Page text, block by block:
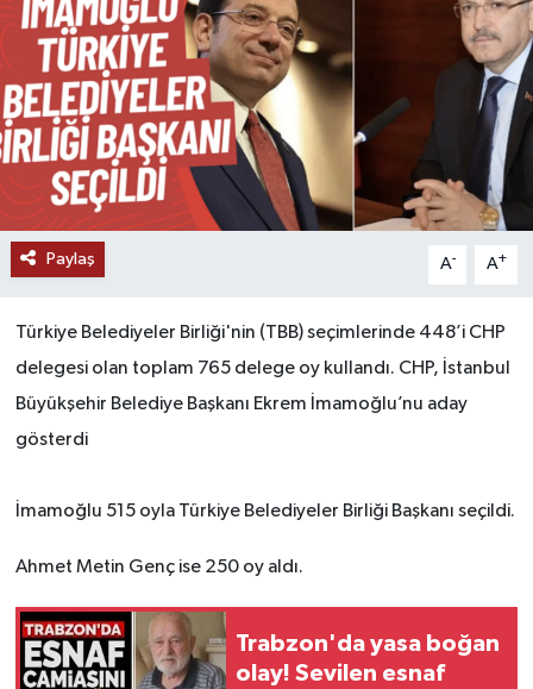
Paylaş A- A+
Türkiye Belediyeler Birliği'nin (TBB) seçimlerinde 448’i CHP
delegesi olan toplam 765 delege oy kullandı. CHP, İstanbul
Büyükşehir Belediye Başkanı Ekrem İmamoğlu’nu aday
gösterdi
İmamoğlu 515 oyla Türkiye Belediyeler Birliği Başkanı seçildi.
Ahmet Metin Genç ise 250 oy aldı.
Trabzon'da yasa boğan
olay! Sevilen esnaf